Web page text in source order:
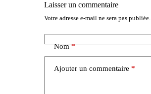
Laisser un commentaire
Votre adresse e-mail ne sera pas publiée.
Nom*
Ajouter un commentaire *
A
t
e